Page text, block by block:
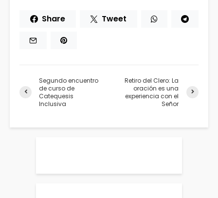
Share Tweet
Segundo encuentro
de curso de
Catequesis
Inclusiva
Retiro del Clero: La
oración es una
experiencia con el
Señor